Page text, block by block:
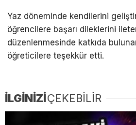
Yaz döneminde kendilerini
öğrencilere başarı dileklerini
düzenlenmesinde katkıda
öğreticilere teşekkür etti.
İLGİNİZİÇEKEBİLİR